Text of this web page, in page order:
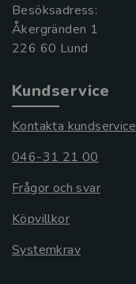
Besöksadress:
Åkergränden 1
Kundservice
Kontakta kundservice
046-31 21 00
Frågor och svar
Köpvillkor
Systemkrav